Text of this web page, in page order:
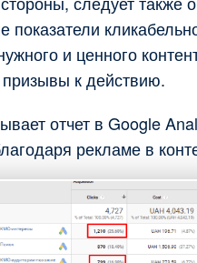
показатели
и ценного
призывы к действию.
отчет в Google
рекламе в